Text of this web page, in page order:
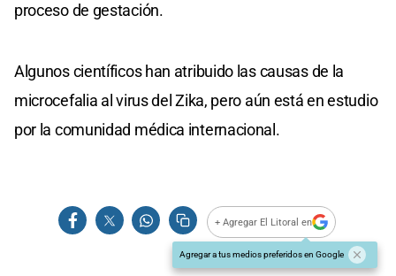
proceso de gestación.
Algunos científicos han atribuido las causas de la
microcefalia al virus del Zika, pero aún está en estudio
por la comunidad médica internacional.
+ Agregar El Litoral en
Agregar a tus medios preferidos en Google